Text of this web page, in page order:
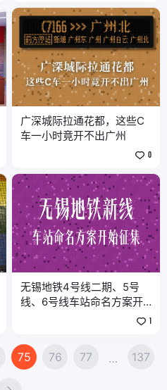
广深城际拉通花都，这些C
车一小时竟开不出广州
0
无锡地铁4号线二期、5号
线、6号线车站命名方案开
1
75 76 77 … 137